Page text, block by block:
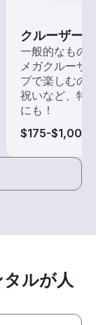
クルーザー
一般的なもの
メガクルーザ
プで楽しむの
祝いなど、特
にも！
$175-$1,000
ルが人